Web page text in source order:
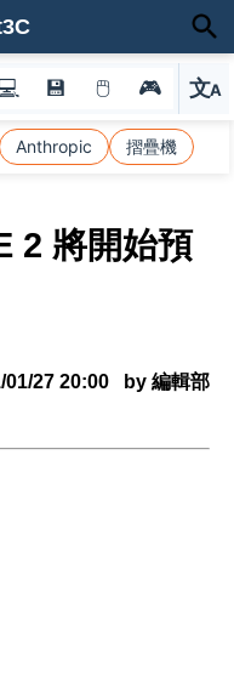
💻 💾 🖱 🎮 文A
選
Anthropic 摺疊機
2 將開始預
01/27 20:00 by 編輯部